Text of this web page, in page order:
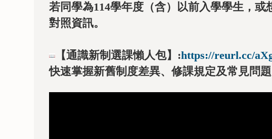
若同學為114學年度（含）以前入學學生，或
對照資訊。
【通識新制選課懶人包】:https://reurl.cc/
快速掌握新舊制度差異、修課規定及常見問題